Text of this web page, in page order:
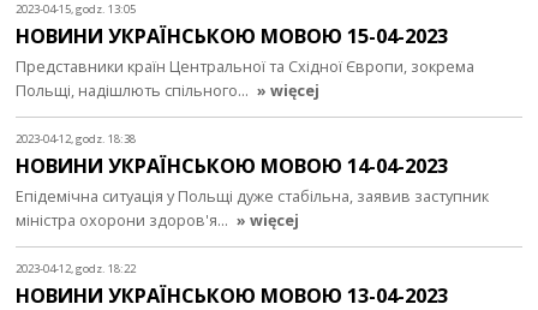
2023-04-15, godz. 13:05
НОВИНИ УКРАЇНСЬКОЮ МОВОЮ 15-04-2023
Представники країн Центральної та Східної Європи, зокрема
Польщі, надішлють спільного… » więcej
2023-04-12, godz. 18:38
НОВИНИ УКРАЇНСЬКОЮ МОВОЮ 14-04-2023
Епідемічна ситуація у Польщі дуже стабільна, заявив заступник
міністра охорони здоров'я… » więcej
2023-04-12, godz. 18:22
НОВИНИ УКРАЇНСЬКОЮ МОВОЮ 13-04-2023